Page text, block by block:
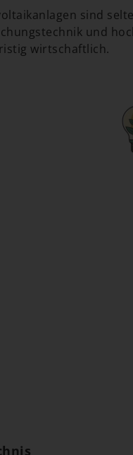
sind
und
wirtschaftlich.